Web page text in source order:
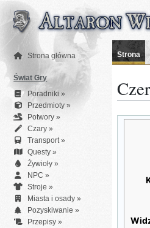
Przejdź
do
zawartości
Strona
Strona główna
Świat Gry
Poradniki »
Przedmioty »
Potwory »
Czary »
Transport »
Questy »
Żywioły »
NPC »
Stroje »
Miasta i osady »
Pozyskiwanie »
Przepisy »